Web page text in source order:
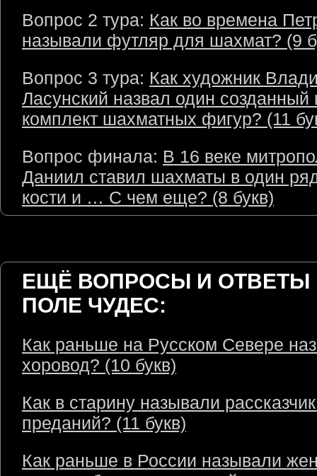
Вопрос 2 тура: Как во времена
называли футляр для шахмат? (9
Вопрос 3 тура: Как художник
Ласунский назвал один созданный
комплект шахматных фигур? (11
Вопрос финала: В 16 веке
Даниил ставил шахматы в один
кости и … С чем еще? (8 букв)
ЕЩЁ ВОПРОСЫ И ОТВЕТЫ
ПОЛЕ ЧУДЕС:
Как раньше на Русском Севере
хоровод? (10 букв)
Как в старину называли
преданий? (11 букв)
Как раньше в России называли